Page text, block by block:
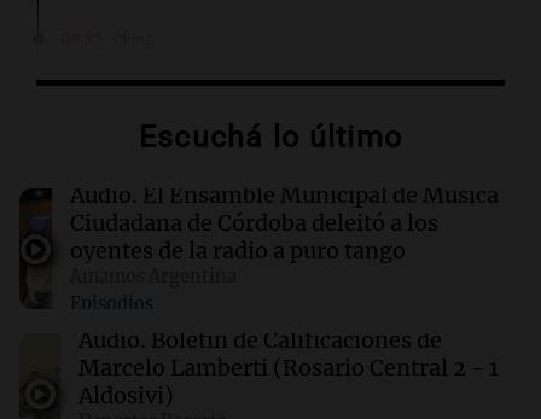
sábado 8 de agosto
Clima en Tucumán: cómo estará el tiempo
este sábado 8 de agosto
Clima en Mendoza: cómo estará el tiempo
este sábado 8 de agosto
00:16 Clima
Escuchá lo último
Audio. El Ensamble Municipal de Música
Ciudadana de Córdoba deleitó a los
oyentes de la radio a puro tango
Episodios
Audio. Boletín de Calificaciones de
Marcelo Lamberti (Rosario Central 2 - 1
Aldosivi)